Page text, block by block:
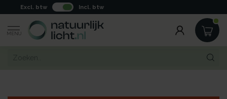
Excl. btw Incl. btw
MENU